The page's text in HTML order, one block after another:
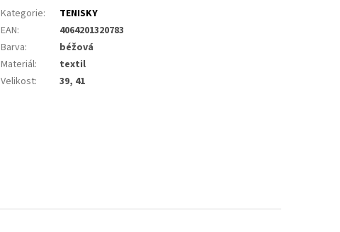
Kategorie:
TENISKY
EAN:
4064201320783
Barva:
béžová
Materiál:
textil
Velikost: 39, 41